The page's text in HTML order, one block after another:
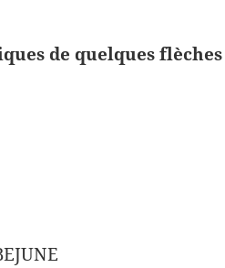
de quelques flèches